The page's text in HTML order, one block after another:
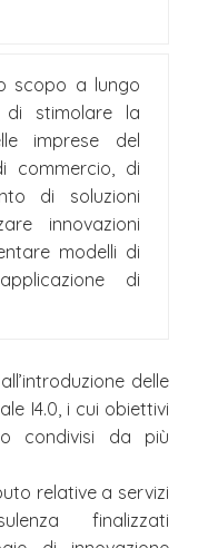
scopo a lungo
stimolare la
imprese del
commercio, di
di soluzioni
innovazioni
modelli di
di
delle
I4.0, i cui obiettivi
condivisi da più
relative a servizi
finalizzati